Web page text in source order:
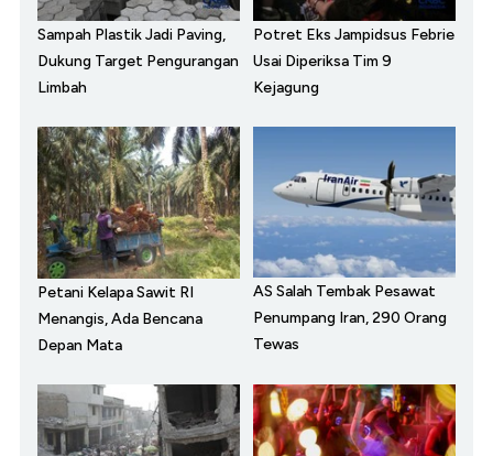
Sampah Plastik Jadi Paving,
Dukung Target Pengurangan
Limbah
Potret Eks Jampidsus Febrie
Usai Diperiksa Tim 9
Kejagung
Petani Kelapa Sawit RI
Menangis, Ada Bencana
Depan Mata
AS Salah Tembak Pesawat
Penumpang Iran, 290 Orang
Tewas